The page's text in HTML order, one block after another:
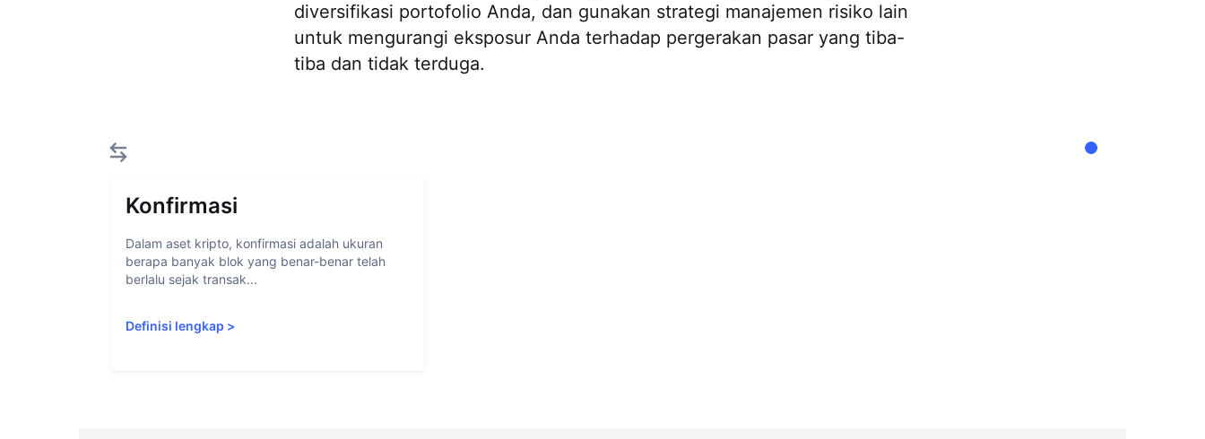
diversifikasi portofolio Anda, dan gunakan strategi manajemen risiko lain
untuk mengurangi eksposur Anda terhadap pergerakan pasar yang tiba-
tiba dan tidak terduga.
Konfirmasi
Dalam aset kripto, konfirmasi adalah ukuran
berapa banyak blok yang benar-benar telah
berlalu sejak transak...
Definisi lengkap >